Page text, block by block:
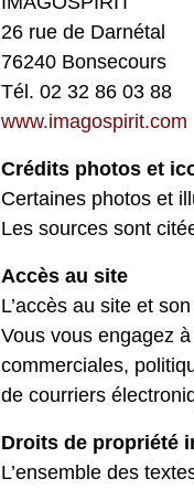
26 rue de Darnétal
76240 Bonsecours
Tél. 02 32 86 03 88
www.imagospirit.com
Crédits photos et
Certaines photos et
Les sources sont
Accès au site
L’accès au site et
Vous vous engagez
commerciales,
de courriers
Droits de propriété
L’ensemble des